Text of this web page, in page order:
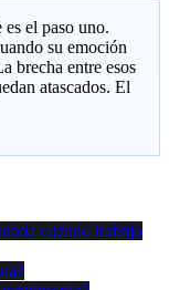
el paso uno.
su emoción
brecha entre esos
atascados. El
cuando trabajo